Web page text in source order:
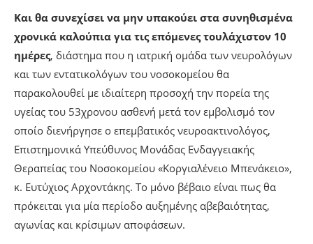
Και θα συνεχίσει να μην υπακούει στα συνηθισμένα
χρονικά καλούπια για τις επόμενες τουλάχιστον 10
ημέρες, διάστημα που η ιατρική ομάδα των νευρολόγων
και των εντατικολόγων του νοσοκομείου θα
παρακολουθεί με ιδιαίτερη προσοχή την πορεία της
υγείας του 53χρονου ασθενή μετά τον εμβολισμό τον
οποίο διενήργησε ο επεμβατικός νευροακτινολόγος,
Επιστημονικά Υπεύθυνος Μονάδας Ενδαγγειακής
Θεραπείας του Νοσοκομείου «Κοργιαλένειο Μπενάκειο»,
κ. Ευτύχιος Αρχοντάκης. Το μόνο βέβαιο είναι πως θα
πρόκειται για μία περίοδο αυξημένης αβεβαιότητας,
αγωνίας και κρίσιμων αποφάσεων.